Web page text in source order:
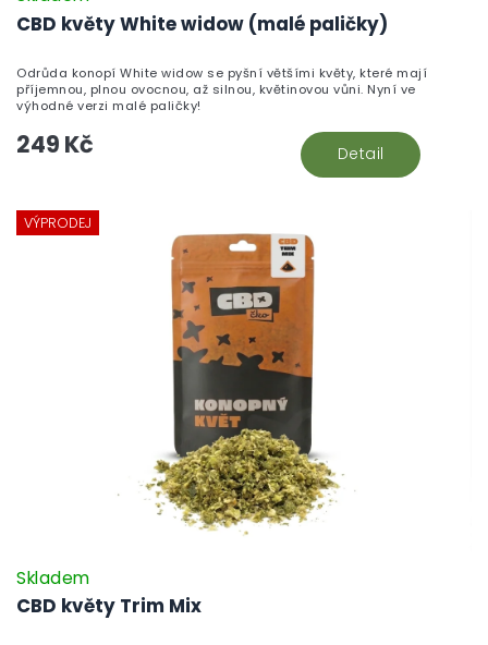
CBD květy White widow (malé paličky)
249 Kč Detail
Odrůda konopí White widow se pyšní většími květy, které mají
příjemnou, plnou ovocnou, až silnou, květinovou vůni. Nyní ve
výhodné verzi malé paličky!
VÝPRODEJ
CBD květy Trim Mix
Skladem